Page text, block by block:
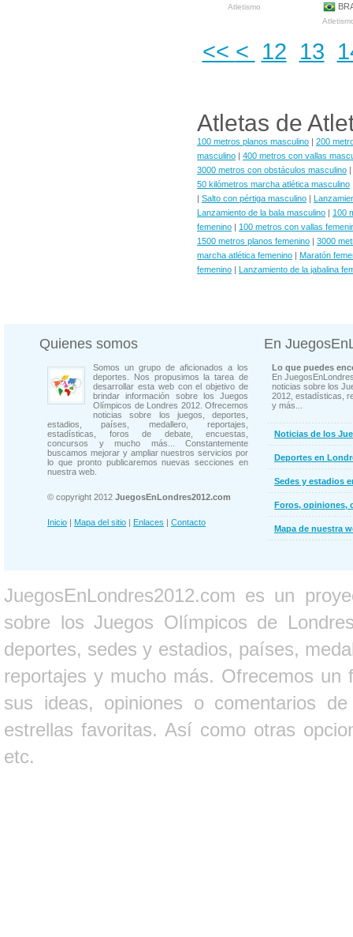
Atletismo
<< < 12 13
Atletas de
100 metros planos masculino | 200
masculino | 400 metros con vallas
3000 metros con obstáculos masculino |
50 kilómetros marcha atlética masculino
| Salto con pértiga masculino |
Lanzamiento de la bala masculino | 100
femenino | 100 metros con vallas
1500 metros planos femenino | 3000
marcha atlética femenino | Maratón
femenino | Lanzamiento de la jabalina
Quienes somos
Somos un grupo de aficionados a los
deportes. Nos propusimos la tarea de
desarrollar esta web con el objetivo de
brindar información sobre los Juegos
Olímpicos de Londres 2012. Ofrecemos
noticias sobre los juegos, deportes,
estadios, países, medallero, reportajes,
estadísticas, foros de debate, encuestas,
concursos y mucho más... Constantemente
buscamos mejorar y ampliar nuestros servicios por
lo que pronto publicaremos nuevas secciones en
nuestra web.
© copyright 2012 JuegosEnLondres2012.com
Inicio | Mapa del sitio | Enlaces | Contacto
En
Lo que puedes
En
noticias sobre los
2012, estadísticas,
y más...
Noticias de los
Deportes en
Sedes y estadios
Foros, opiniones,
Mapa de nuestra
JuegosEnLondres2012.com es un
sobre los Juegos Olímpicos de
deportes, sedes y estadios, países,
reportajes y mucho más. Ofrecemos un
sus ideas, opiniones o comentarios
estrellas favoritas. Así como otras
etc.